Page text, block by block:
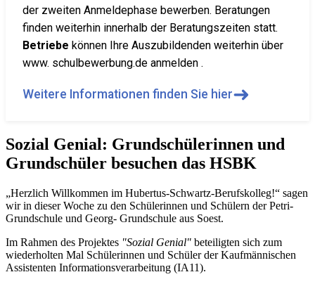
der zweiten Anmeldephase bewerben. Beratungen
finden weiterhin innerhalb der Beratungszeiten statt.
Betriebe können Ihre Auszubildenden weiterhin über
www. schulbewerbung.de anmelden .
Weitere Informationen finden Sie hier➜
Sozial Genial: Grundschülerinnen und
Grundschüler besuchen das HSBK
„Herzlich Willkommen im Hubertus-Schwartz-Berufskolleg!“ sagen
wir in dieser Woche zu den Schülerinnen und Schülern der Petri-
Grundschule und Georg- Grundschule aus Soest.
Im Rahmen des Projektes "Sozial Genial" beteiligten sich zum
wiederholten Mal Schülerinnen und Schüler der Kaufmännischen
Assistenten Informationsverarbeitung (IA11).